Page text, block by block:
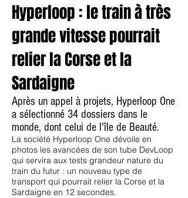
Hyperloop : le train à très
grande vitesse pourrait
relier la Corse et la
Sardaigne
Après un appel à projets, Hyperloop One
a sélectionné 34 dossiers dans le
monde, dont celui de l'île de Beauté.
La société Hyperloop One dévoile en
photos les avancées de son tube DevLoop
qui servira aux tests grandeur nature du
train du futur : un nouveau type de
transport qui pourrait relier la Corse et la
Sardaigne en 12 secondes.